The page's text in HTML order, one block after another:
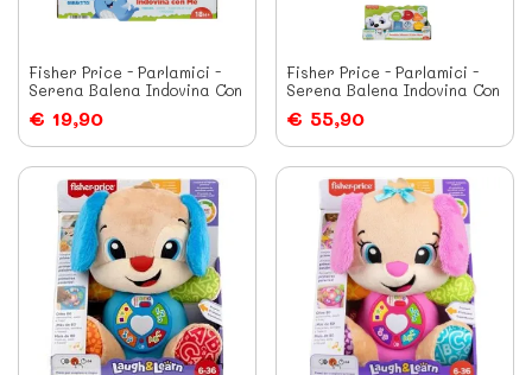
Fisher Price - Parlamici -
Serena Balena Indovina Con
€ 19,90
Fisher Price - Parlamici -
Serena Balena Indovina Con
Parlamici -...
€ 55,90